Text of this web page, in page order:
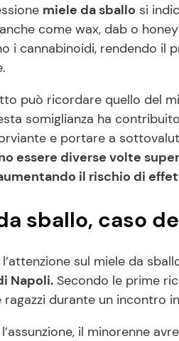
miele da sballo si
come wax, dab o
i cannabinoidi, rendendo
può ricordare quello del
somiglianza ha
e portare a
essere diverse volte
il rischio di
sballo, caso
sul miele da
Napoli. Secondo le prime
durante un incontro
il minorenne